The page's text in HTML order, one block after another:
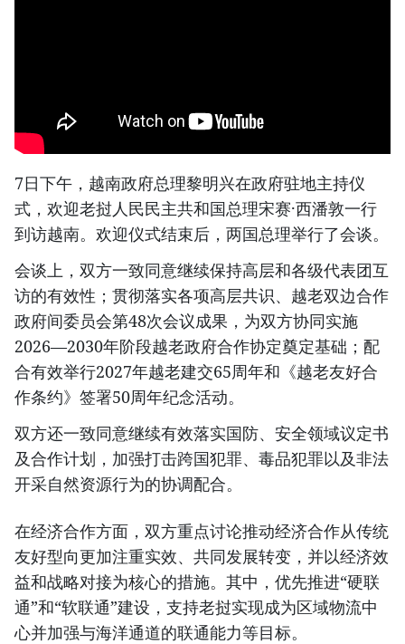
7日下午，越南政府总理黎明兴在政府驻地主持仪
式，欢迎老挝人民民主共和国总理宋赛·西潘敦一行
到访越南。欢迎仪式结束后，两国总理举行了会谈。
会谈上，双方一致同意继续保持高层和各级代表团互
访的有效性；贯彻落实各项高层共识、越老双边合作
政府间委员会第48次会议成果，为双方协同实施
2026—2030年阶段越老政府合作协定奠定基础；配
合有效举行2027年越老建交65周年和《越老友好合
作条约》签署50周年纪念活动。
双方还一致同意继续有效落实国防、安全领域议定书
及合作计划，加强打击跨国犯罪、毒品犯罪以及非法
开采自然资源行为的协调配合。
在经济合作方面，双方重点讨论推动经济合作从传统
友好型向更加注重实效、共同发展转变，并以经济效
益和战略对接为核心的措施。其中，优先推进“硬联
通”和“软联通”建设，支持老挝实现成为区域物流中
心并加强与海洋通道的联通能力等目标。